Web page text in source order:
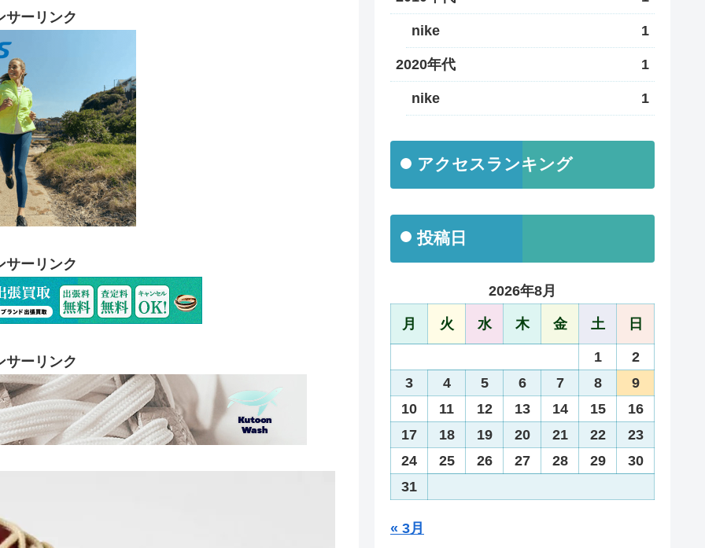
サーリンク
サーリンク
サーリンク
nike 1
2020年代 1
nike 1
アクセスランキング
投稿日
2026年8月
月 火 水 木 金 土 日
1
2
3
4 5 6 7 8
9
10
11 12 13 14 15
16
17
18 19 20 21 22
23
24
25 26 27 28 29
30
31
« 3月